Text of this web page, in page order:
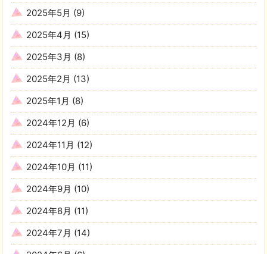
2025年5月 (9)
2025年4月 (15)
2025年3月 (8)
2025年2月 (13)
2025年1月 (8)
2024年12月 (6)
2024年11月 (12)
2024年10月 (11)
2024年9月 (10)
2024年8月 (11)
2024年7月 (14)